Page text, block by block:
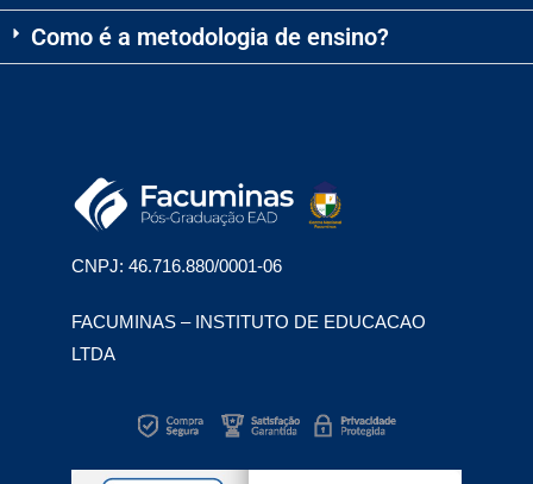
Como é a metodologia de ensino?
CNPJ: 46.716.880/0001-06
FACUMINAS – INSTITUTO DE EDUCACAO
LTDA